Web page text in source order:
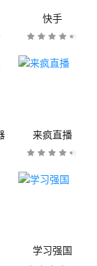
快手
来疯直播
学习强国